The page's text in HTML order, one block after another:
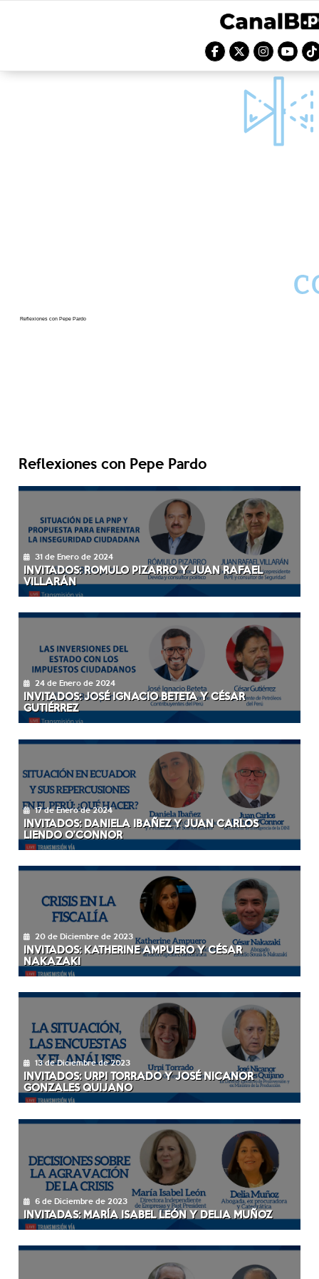
Reflexiones con Pepe Pardo
Reflexiones con Pepe Pardo
31 de Enero de 2024
INVITADOS: ROMULO PIZARRO Y JUAN RAFAEL
VILLARÁN
24 de Enero de 2024
INVITADOS: JOSÉ IGNACIO BETETA Y CÉSAR
GUTIÉRREZ
17 de Enero de 2024
INVITADOS: DANIELA IBAÑEZ Y JUAN CARLOS
LIENDO O’CONNOR
20 de Diciembre de 2023
INVITADOS: KATHERINE AMPUERO Y CÉSAR
NAKAZAKI
13 de Diciembre de 2023
INVITADOS: URPI TORRADO Y JOSÉ NICANOR
GONZALES QUIJANO
6 de Diciembre de 2023
INVITADAS: MARÍA ISABEL LEÓN Y DELIA MUÑOZ